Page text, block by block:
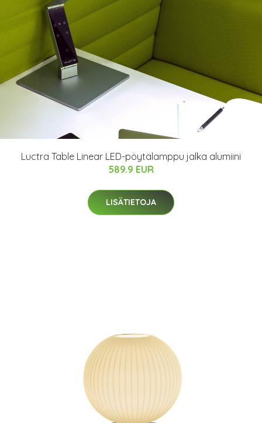
Luctra Table Linear LED-pöytälamppu jalka alumiini
589.9 EUR
LISÄTIETOJA